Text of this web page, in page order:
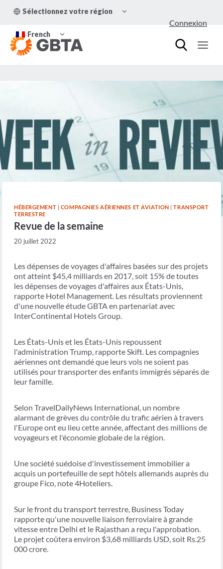
Sélectionnez votre région
LE
French
LE
MENU
ENFANT
Connexion
HÉBERGEMENT COMPAGNIES AÉRIENNES ET AVIATION |TRANSPORT
TERRESTRE
Revue de la semaine
20 juillet 2022
Les dépenses de voyages d'affaires basées sur des projets
ont atteint $45,4 milliards en 2017, soit 15% de toutes
les dépenses de voyages d'affaires aux États-Unis,
rapporte Hotel Management. Les résultats proviennent
d'une nouvelle étude GBTA en partenariat avec
InterContinental Hotels Group.
Les États-Unis et les États-Unis repoussent
l'administration Trump, rapporte Skift. Les compagnies
aériennes ont demandé que leurs vols ne soient pas
utilisés pour transporter des enfants immigrés séparés de
leur famille.
Selon TravelDailyNews International, un nombre
alarmant de grèves du contrôle du trafic aérien à travers
l'Europe ont eu lieu cette année, affectant des millions de
voyageurs et l'économie globale de la région.
Une société suédoise d'investissement immobilier a
acquis un portefeuille de sept hôtels allemands auprès du
groupe Fico, note 4Hoteliers.
Sur le front du transport terrestre, Business Today
rapporte qu'une nouvelle liaison ferroviaire à grande
vitesse entre Delhi et le Rajasthan a reçu l'approbation.
Le projet coûtera environ $3,68 milliards USD, soit Rs.25
000 crore.